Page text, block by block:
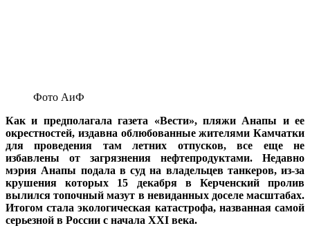
Фото АиФ
Как и предполагала газета «Вести», пляжи Анапы и ее
окрестностей, издавна облюбованные жителями Камчатки
для проведения там летних отпусков, все еще не
избавлены от загрязнения нефтепродуктами. Недавно
мэрия Анапы подала в суд на владельцев танкеров, из-за
крушения которых 15 декабря в Керченский пролив
вылился топочный мазут в невиданных доселе масштабах.
Итогом стала экологическая катастрофа, названная самой
серьезной в России с начала XXI века.